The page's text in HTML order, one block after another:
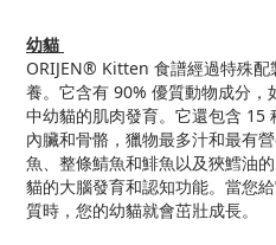
幼貓
ORIJEN® Kitten 食譜經過特殊
養。它含有 90% 優質動物成分
中幼貓的肌肉發育。它還包含 15
內臟和骨骼，獵物最多汁和最有
魚、整條鯖魚和鯡魚以及狹鱈油
貓的大腦發育和認知功能。當您
質時，您的幼貓就會茁壯成長。